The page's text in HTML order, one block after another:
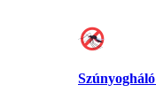
Szúnyogháló